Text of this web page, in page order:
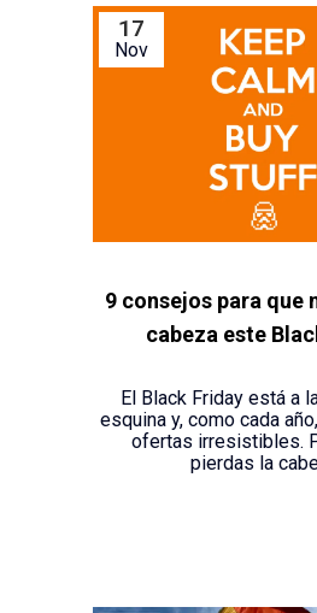
17
Nov
9 consejos para que
cabeza este
El Black Friday está a
esquina y, como cada
ofertas irresistibles.
pierdas la